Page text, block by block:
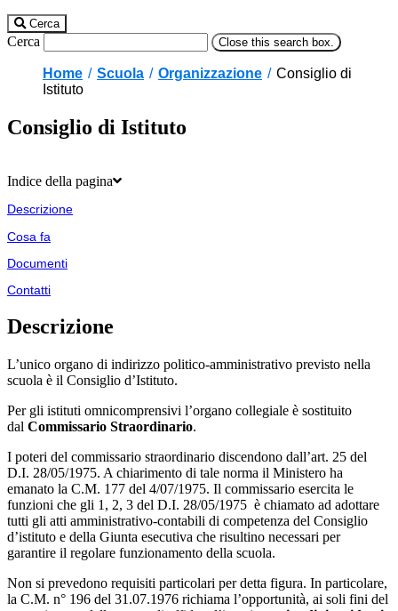
Cerca
Cerca Close this search box.
Home Scuola Organizzazione
Consiglio di
Istituto
Consiglio di Istituto
Indice della pagina
Descrizione
Cosa fa
Documenti
Contatti
Descrizione
L’unico organo di indirizzo politico-amministrativo previsto nella
scuola è il Consiglio d’Istituto.
Per gli istituti omnicomprensivi l’organo collegiale è sostituito
dal Commissario Straordinario.
I poteri del commissario straordinario discendono dall’art. 25 del
D.I. 28/05/1975. A chiarimento di tale norma il Ministero ha
emanato la C.M. 177 del 4/07/1975. Il commissario esercita le
funzioni che gli 1, 2, 3 del D.I. 28/05/1975 è chiamato ad adottare
tutti gli atti amministrativo-contabili di competenza del Consiglio
d’istituto e della Giunta esecutiva che risultino necessari per
garantire il regolare funzionamento della scuola.
Non si prevedono requisiti particolari per detta figura. In particolare,
la C.M. n° 196 del 31.07.1976 richiama l’opportunità, ai soli fini del